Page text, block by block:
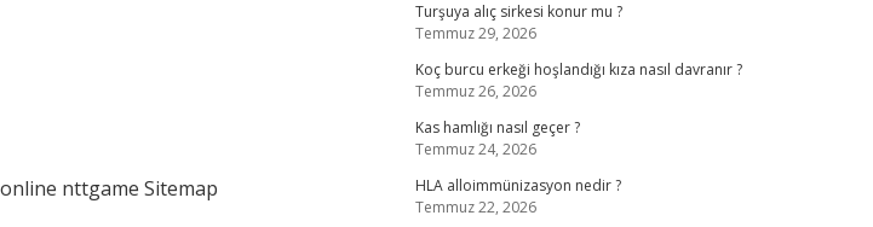
nttgame Sitemap
Turşuya alıç sirkesi konur mu ?
Temmuz 29, 2026
Koç burcu erkeği hoşlandığı kıza nasıl davranır ?
Temmuz 26, 2026
Kas hamlığı nasıl geçer ?
Temmuz 24, 2026
HLA alloimmünizasyon nedir ?
Temmuz 22, 2026